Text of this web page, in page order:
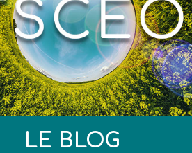
LE BLOG